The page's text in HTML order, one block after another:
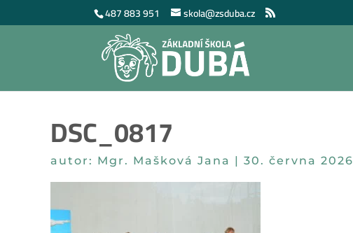
487 883 951 skola@zsduba.cz
DSC_0817
autor: Mgr. Mašková Jana | 30. června 2026